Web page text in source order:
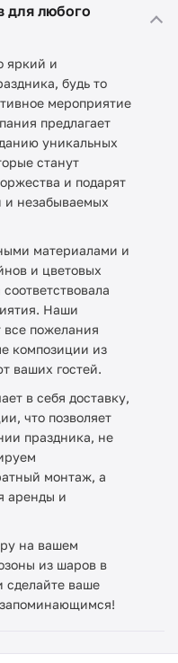
для любого
яркий и
будь то
мероприятие
предлагает
уникальных
станут
и подарят
и незабываемых
материалами и
и цветовых
Наши
пожелания
композиции из
ваших гостей.
в себя доставку,
что позволяет
праздника, не
монтаж, а
аренды и
на вашем
из шаров в
сделайте ваше